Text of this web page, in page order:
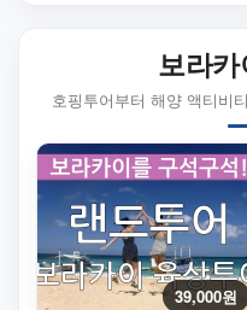
보라
호핑투어부터 해양 액티비
39,000원